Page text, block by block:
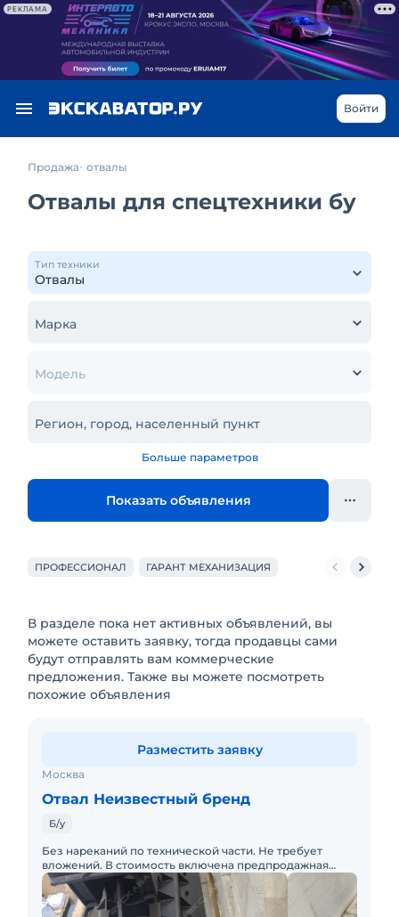
РЕКЛАМА
Войти
Продажа отвалы
Отвалы для спецтехники бу
Тип техники
Марка
Модель
Регион, город, населенный пункт
Больше параметров
Показать объявления
ПРОФЕССИОНАЛ ГАРАНТ МЕХАНИЗАЦИЯ
В разделе пока нет активных объявлений, вы
можете оставить заявку, тогда продавцы сами
будут отправлять вам коммерческие
предложения. Также вы можете посмотреть
похожие объявления
Москва
Отвал Неизвестный бренд
Б/у
Без нареканий по технической части. Не требует
вложений. В стоимость включена предпродажная
подготовка.
Разместить заявку